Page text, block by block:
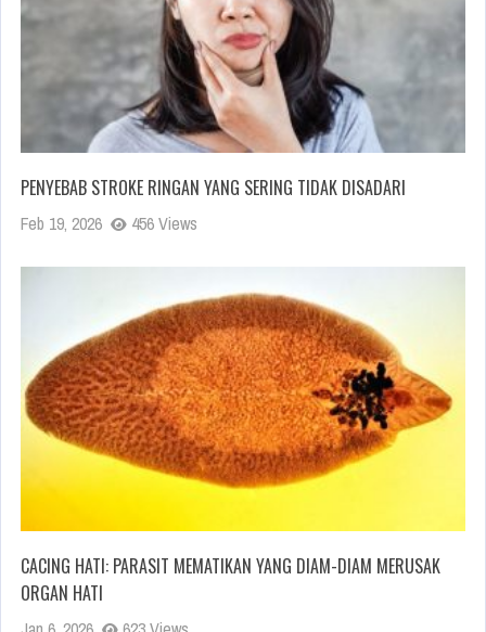
PENYEBAB STROKE RINGAN YANG SERING TIDAK DISADARI
Feb 19, 2026 456 Views
CACING HATI: PARASIT MEMATIKAN YANG DIAM-DIAM MERUSAK
ORGAN HATI